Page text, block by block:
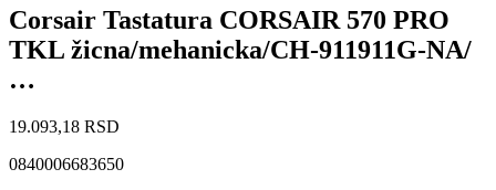
Corsair Tastatura CORSAIR 570 PRO
TKL žicna/mehanicka/CH-911911G-NA/
…
19.093,18 RSD
0840006683650